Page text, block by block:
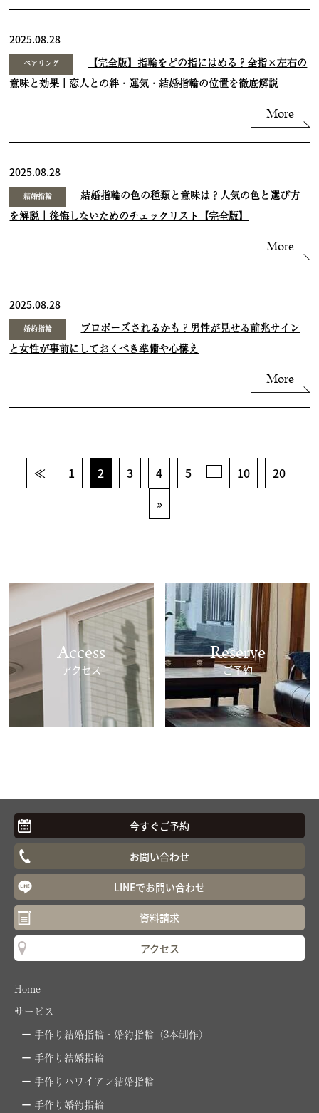
2025.08.28
ペアリング
【完全版】指輪をどの指にはめる？全指×左右の
意味と効果｜恋人との絆・運気・結婚指輪の位置を徹底解説
More
2025.08.28
結婚指輪
結婚指輪の色の種類と意味は？人気の色と選び方
を解説｜後悔しないためのチェックリスト【完全版】
More
2025.08.28
婚約指輪
プロポーズされるかも？男性が見せる前兆サイン
と女性が事前にしておくべき準備や心構え
More
≪ 1 2 3 4 5 10
20
»
Access
アクセス
Reserve
ご予約
今すぐご予約
お問い合わせ
LINEでお問い合わせ
資料請求
アクセス
Home
サービス
手作り結婚指輪・婚約指輪（3本制作）
手作り結婚指輪
手作りハワイアン結婚指輪
手作り婚約指輪